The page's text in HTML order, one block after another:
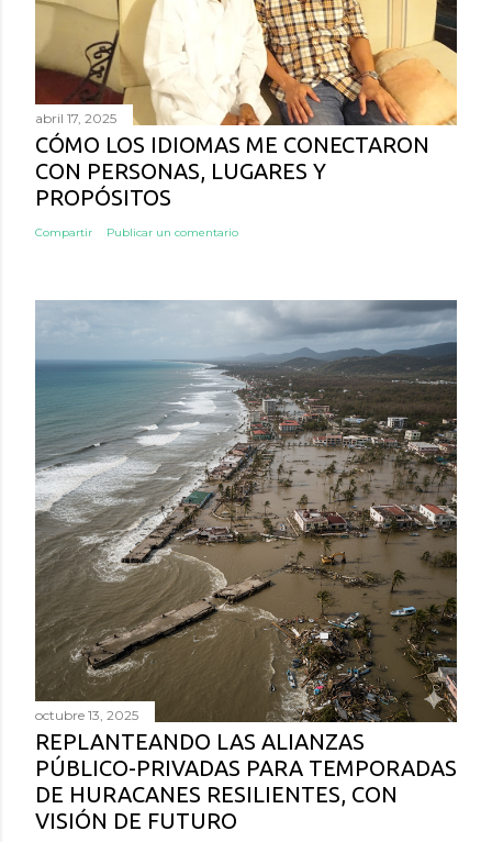
abril 17, 2025
CÓMO LOS IDIOMAS ME CONECTARON
CON PERSONAS, LUGARES Y
PROPÓSITOS
Compartir Publicar un comentario
octubre 13, 2025
REPLANTEANDO LAS ALIANZAS
PÚBLICO-PRIVADAS PARA TEMPORADAS
DE HURACANES RESILIENTES, CON
VISIÓN DE FUTURO